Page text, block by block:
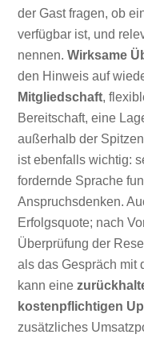
der Gast fragen, ob
verfügbar ist, und
nennen.Wirksame
den Hinweis auf
Mitgliedschaft,
Bereitschaft, eine
außerhalb der
ist ebenfalls wichtig:
fordernde Sprache
Anspruchsdenken.
Erfolgsquote; nach
Überprüfung der
als das Gespräch mit
kann eine
kostenpflichtigen
zusätzliches